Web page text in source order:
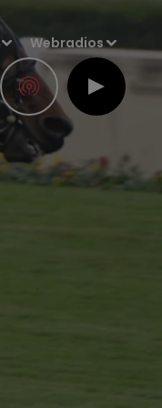
Webradios